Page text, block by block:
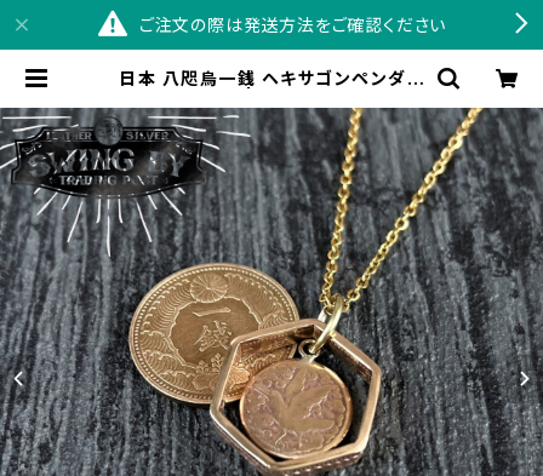
ご注文の際は発送方法をご確認ください
日本 八咫烏一銭 ヘキサゴンペンダン
ならSWINGBY